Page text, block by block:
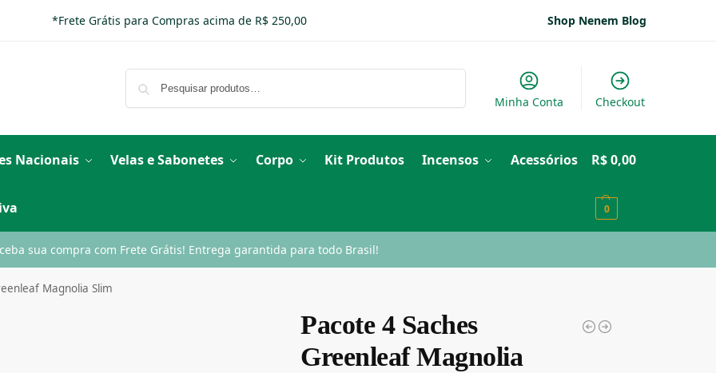
*Frete Grátis para Compras acima de R$ 250,00 Shop Nenem Blog
Minha Conta Checkout
Nacionais Velas e Sabonetes Corpo Kit Produtos Incensos Acessórios R$0,00
0
sua compra com Frete Grátis! Entrega garantida para todo Brasil!
Magnolia Slim
Pacote 4 Saches
Greenleaf Magnolia